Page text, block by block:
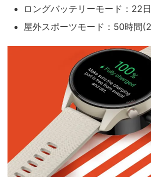
ロングバッテリーモード：22日
屋外スポーツモード：50時間